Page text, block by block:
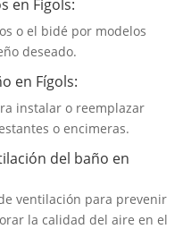
en Fígols:
o el bidé por modelos
deseado.
en Fígols:
instalar o reemplazar
o encimeras.
del baño en
ventilación para prevenir
la calidad del aire en el